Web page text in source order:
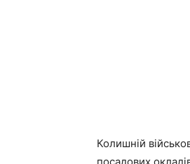
Колишній